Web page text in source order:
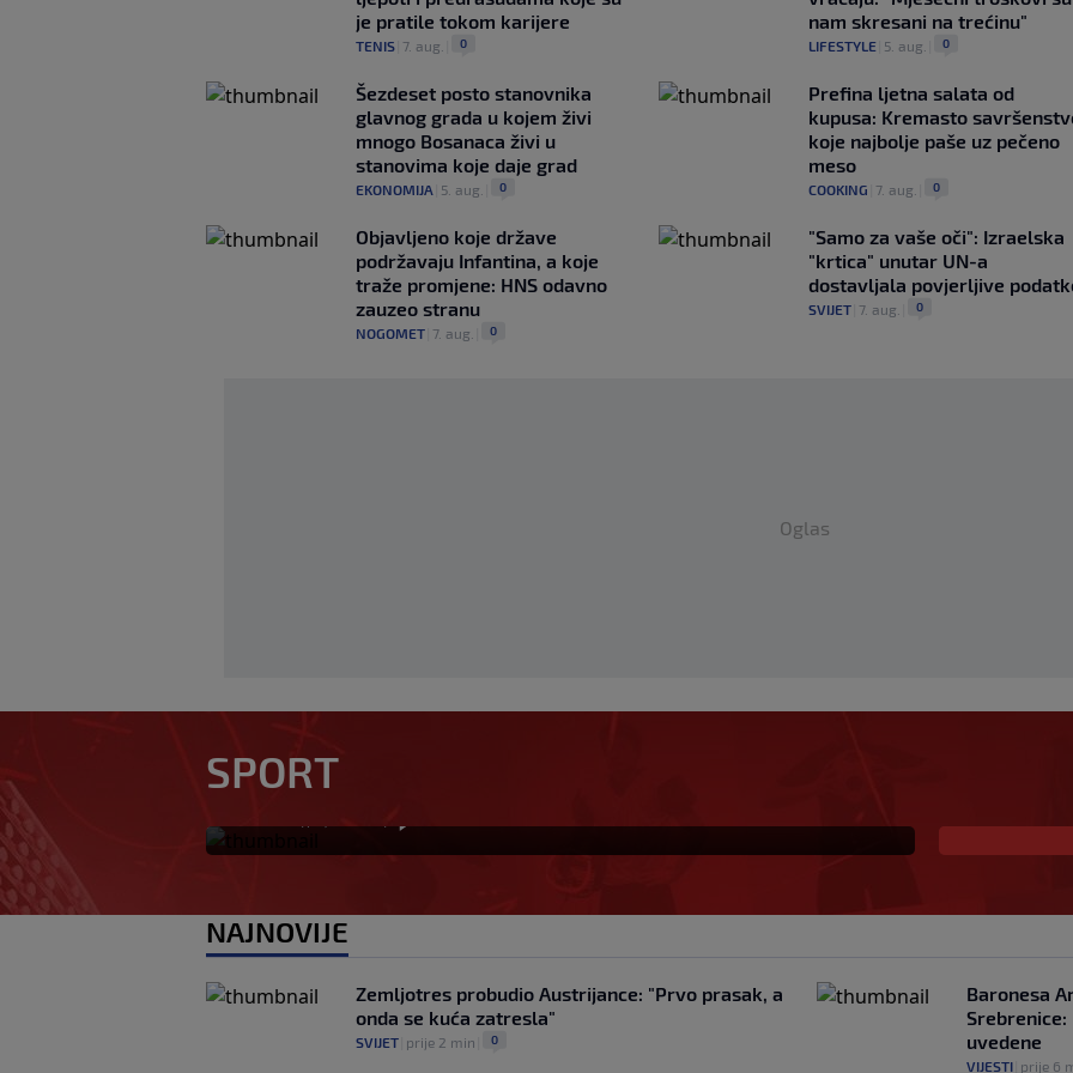
je pratile tokom karijere
TENIS 7. aug. 0
nam skresani na trećinu"
LIFESTYLE| 5. aug. 0
Šezdeset posto stanovnika
glavnog grada u kojem živi
mnogo Bosanaca živi u
stanovima koje daje grad
EKONOMIJA 5. aug. 0
Prefina ljetna salata od
kupusa: Kremasto
koje najbolje paše uz pečeno
meso
COOKING 7. aug. 0
Objavljeno koje države
podržavaju Infantina, a koje
traže promjene: HNS odavno
zauzeo stranu
NOGOMET 7. aug. 0
"Samo za vaše oči": Izraelska
"krtica" unutar UN-a
dostavljala povjerljive
SVIJET| 7. aug. 0
Oglas
SPORT
UEFA platila navodnoj "ljubavnici"
NAJNOVIJE
Zemljotres probudio Austrijance: "Prvo prasak, a
onda se kuća zatresla"
SVIJET prije 2 min 0
Baronesa
uvedene
VIJESTI prije 6